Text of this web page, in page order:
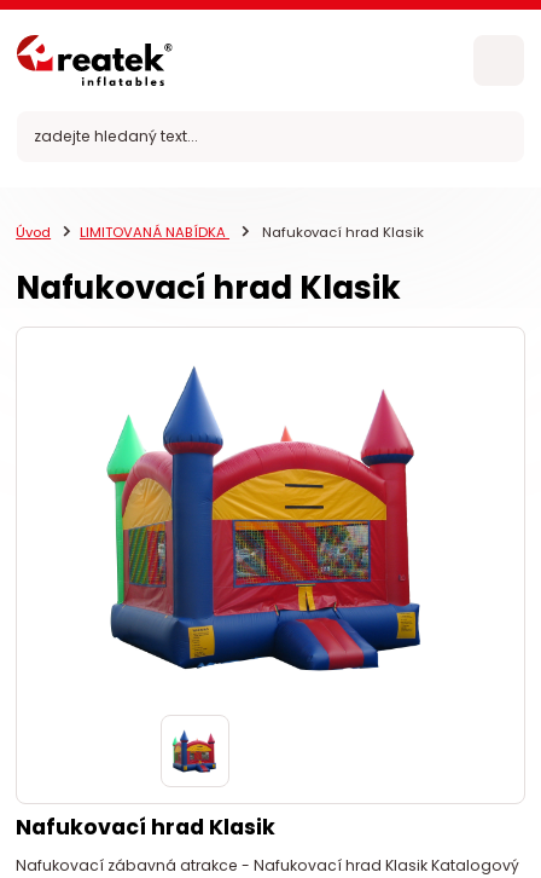
Úvod LIMITOVANÁ NABÍDKA Nafukovací hrad Klasik
Nafukovací hrad Klasik
Nafukovací hrad Klasik
Nafukovací zábavná atrakce - Nafukovací hrad Klasik Katalogový